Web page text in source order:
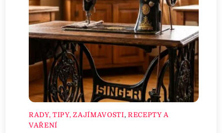
RADY, TIPY, ZAJÍMAVOSTI, RECEPTY A
VAŘENÍ